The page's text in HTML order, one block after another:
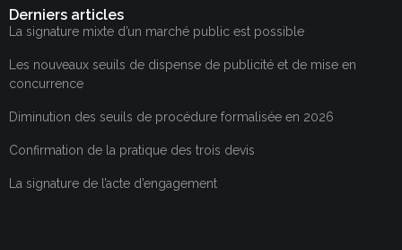
Derniers articles
La signature mixte d’un marché public est possible
Les nouveaux seuils de dispense de publicité et de mise en
concurrence
Diminution des seuils de procédure formalisée en 2026
Confirmation de la pratique des trois devis
La signature de l’acte d’engagement